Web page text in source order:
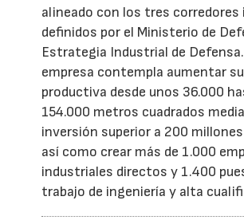
alineado con los tres corredores
definidos por el Ministerio de
Estrategia Industrial de
empresa contempla aumentar
productiva desde unos 36.000
154.000 metros cuadrados
inversión superior a 200
así como crear más de 1.000
industriales directos y 1.400
trabajo de ingeniería y alta